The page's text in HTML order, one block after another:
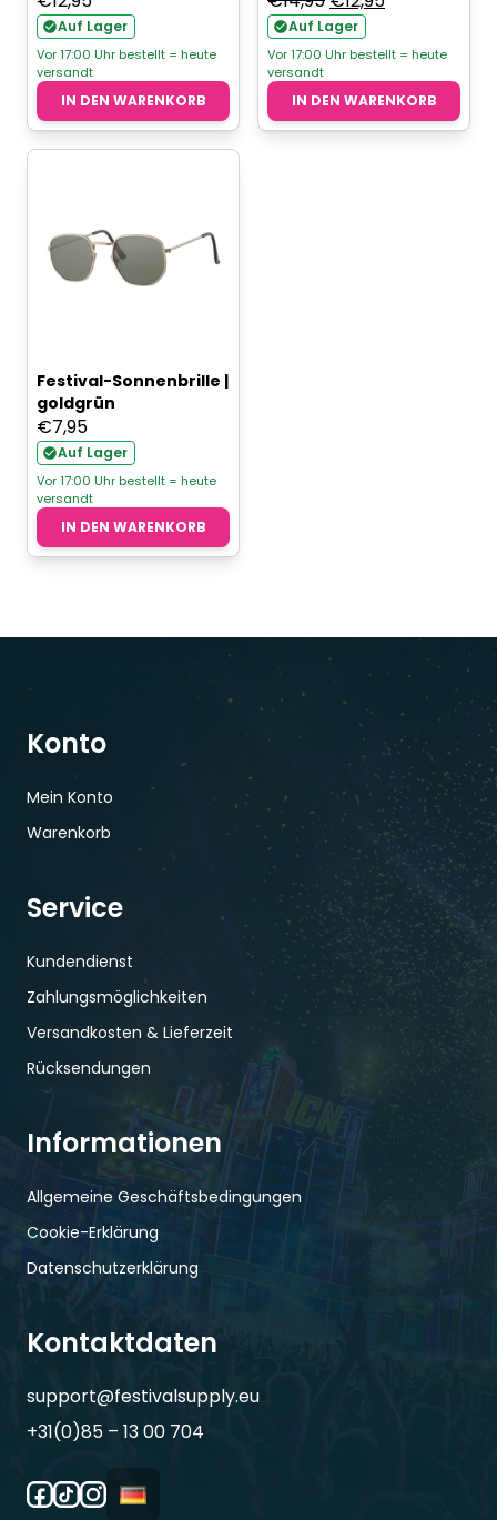
Auf Lager
Vor 17:00 Uhr bestellt = heute
versandt
IN DEN WARENKORB
Preis
war:
€14,95
ist:
€12,95.
Auf Lager
Vor 17:00 Uhr bestellt = heute
versandt
IN DEN WARENKORB
Festival-Sonnenbrille |
goldgrün
€7,95
Auf Lager
Vor 17:00 Uhr bestellt = heute
versandt
IN DEN WARENKORB
Konto
Mein Konto
Warenkorb
Service
Kundendienst
Zahlungsmöglichkeiten
Versandkosten & Lieferzeit
Rücksendungen
Informationen
Allgemeine Geschäftsbedingungen
Cookie-Erklärung
Datenschutzerklärung
Kontaktdaten
support@festivalsupply.eu
+31(0)85 – 13 00 704